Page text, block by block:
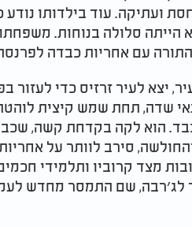
מיוחסת ועתיקה. עוד בילדותו
הייתה סלולה בנוחות.
עם אחריות כבדה
יצא לעיר זרזיס כדי
שדה, תחת שמש קיצית
הוא לקה בקדחת קשה, שכב
סירב לוותר על
מצד קרוביו ותלמידי
לג׳רבה, שם התמסר מחדש